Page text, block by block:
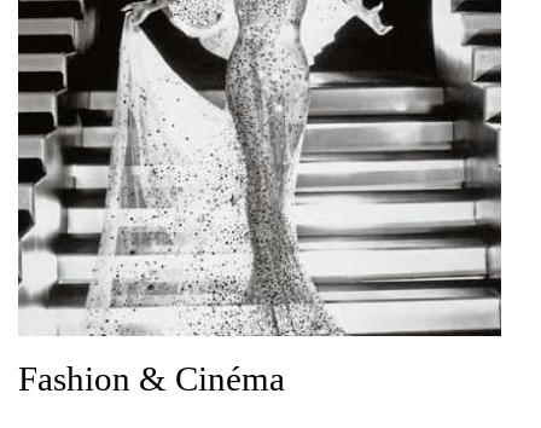
Fashion & Cinéma